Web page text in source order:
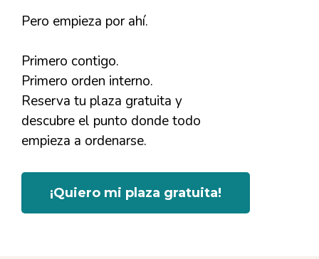
Pero empieza por ahí.
Primero contigo.
Primero orden interno.
Reserva tu plaza gratuita y
descubre el punto donde todo
empieza a ordenarse.
¡Quiero mi plaza gratuita!